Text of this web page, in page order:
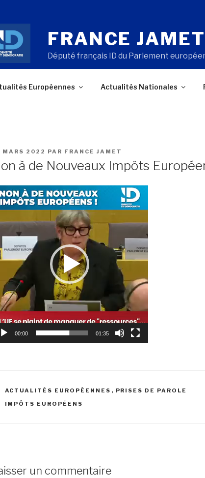
FRANCE JAMET
Député français ID du Parlement
Européennes Actualités Nationales
MARS 2022 PAR FRANCE JAMET
à de Nouveaux Impôts
00:00 01:35
CATÉGORIES
ACTUALITÉS EUROPÉENNES , PRISES DE PAROLE
ÉTIQUETTES
IMPÔTS EUROPÉENS
un commentaire